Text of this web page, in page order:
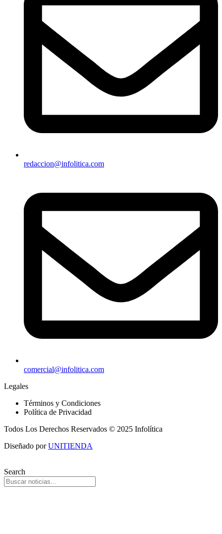
redaccion@infolitica.com
comercial@infolitica.com
Legales
Términos y Condiciones
Política de Privacidad
Todos Los Derechos Reservados © 2025 Infolítica
Diseñado porUNITIENDA
Search